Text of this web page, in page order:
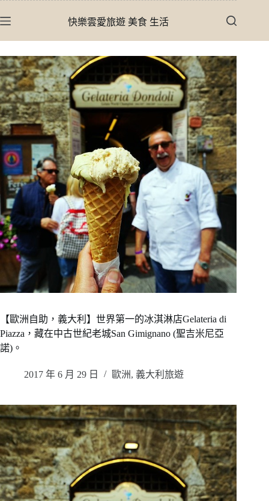
至
內
容
快樂雲愛旅遊 美食 生活
【歐洲自助，義大利】世界第一的冰淇淋店Gelateria di
Piazza，藏在中古世紀老城San Gimignano (聖吉米尼亞
諾)。
2017 年 6 月 29 日 歐洲, 義大利旅遊